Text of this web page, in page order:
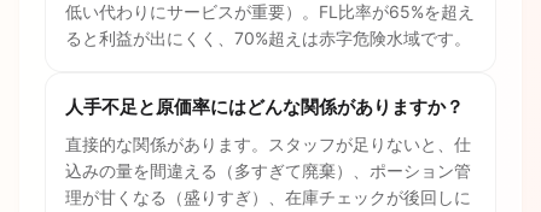
低い代わりにサービスが重要）。FL比率が65%を超え
ると利益が出にくく、70%超えは赤字危険水域です。
人手不足と原価率にはどんな関係がありますか？
直接的な関係があります。スタッフが足りないと、仕
込みの量を間違える（多すぎて廃棄）、ポーション管
理が甘くなる（盛りすぎ）、在庫チェックが後回しに